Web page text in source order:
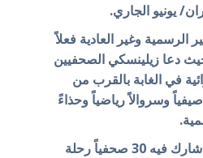
الرسمية وغير العادية فعلاً
دعا زيلينسكي الصحفيين
في الغابة بالقرب من
وسروالاً رياضياً وحذاءً
وتضمن برنامج اللقاء الذي شارك فيه 30 صحفياً رحلة